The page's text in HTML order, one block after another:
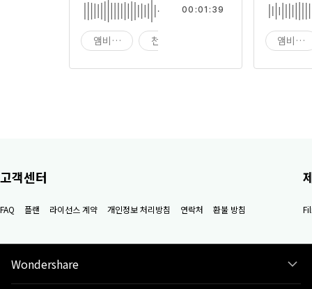
앰비언트 천문학
00:01:39
앰비언
고객센터
FAQ 플랜 라이선스 계약 개인정보 처리방침 연락처 환불 방침
Wondershare